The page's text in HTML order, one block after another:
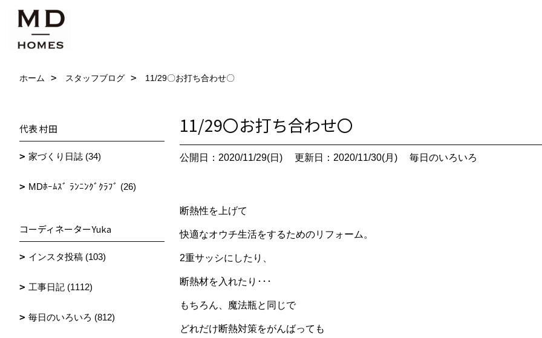
ホーム スタッフブログ 11/29〇お打ち合わせ〇
11/29〇お打ち合わせ〇
公開日：2020/11/29(日) 更新日：2020/11/30(月) 毎日のいろいろ
断熱性を上げて
快適なオウチ生活をするためのリフォーム。
2重サッシにしたり、
断熱材を入れたり･･･
もちろん、魔法瓶と同じで
どれだけ断熱対策をがんばっても
代表 村田
家づくり日誌 (34)
MDﾎｰﾑｽﾞ ﾗﾝﾆﾝｸﾞｸﾗﾌﾞ (26)
コーディネーターYuka
インスタ投稿 (103)
工事日記 (1112)
毎日のいろいろ (812)